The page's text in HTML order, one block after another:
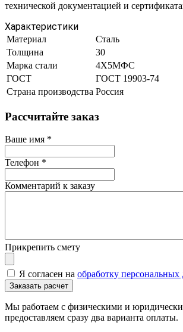
технической документацией и
Характеристики
Материал
Сталь
Толщина
30
Марка стали
4Х5МФС
ГОСТ
ГОСТ 19903-74
Страна производства Россия
Рассчитайте заказ
Ваше имя *
Телефон *
Комментарий к заказу
Прикрепить смету
Я согласен на обработку
Мы работаем с физическими и
предоставляем сразу два варианта оплаты.